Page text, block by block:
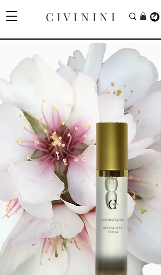
C I V I N I N I
SOPHISTIQUÉE
STEMM CELL
SERUM